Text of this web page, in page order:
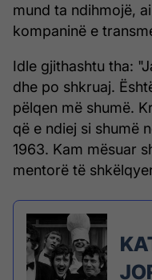
mund ta ndihmojë,
kompaninë e
Idle gjithashtu tha:
dhe po shkruaj.
pëlqen më shumë.
që e ndiej si shumë
1963. Kam mësuar
mentorë të